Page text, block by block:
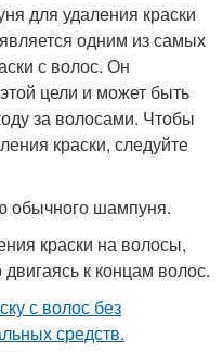
для удаления краски
одним из самых
с волос. Он
цели и может быть
за волосами. Чтобы
краски, следуйте
обычного шампуня.
краски на волосы,
к концам волос.